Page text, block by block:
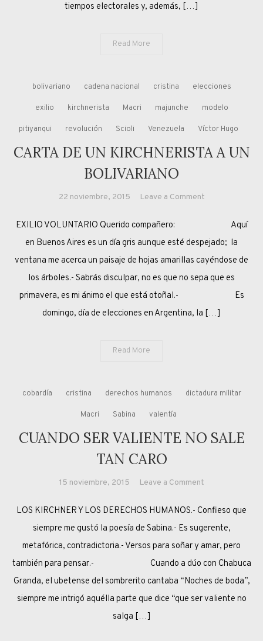
tiempos electorales y, además, […]
Read More
bolivariano cadena nacional cristina elecciones
exilio kirchnerista Macri majunche modelo
pitiyanqui revolución Scioli Venezuela Víctor Hugo
CARTA DE UN KIRCHNERISTA A UN
BOLIVARIANO
22 noviembre, 2015 Leave a Commenton
UN
KIRCHNERISTA
UN
BOLIVARIANO
EXILIO VOLUNTARIO Querido compañero: Aquí
en Buenos Aires es un día gris aunque esté despejado; la
ventana me acerca un paisaje de hojas amarillas cayéndose de
los árboles.- Sabrás disculpar, no es que no sepa que es
primavera, es mi ánimo el que está otoñal.- Es
domingo, día de elecciones en Argentina, la […]
Read More
cobardía cristina derechos humanos dictadura militar
Macri Sabina valentía
CUANDO SER VALIENTE NO SALE
TAN CARO
15 noviembre, 2015 Leave a Commenton
SER
VALIENTE
CARO
LOS KIRCHNER Y LOS DERECHOS HUMANOS.- Confieso que
siempre me gustó la poesía de Sabina.- Es sugerente,
metafórica, contradictoria.- Versos para soñar y amar, pero
también para pensar.- Cuando a dúo con Chabuca
Granda, el ubetense del sombrerito cantaba “Noches de boda”,
siempre me intrigó aquélla parte que dice “que ser valiente no
salga […]